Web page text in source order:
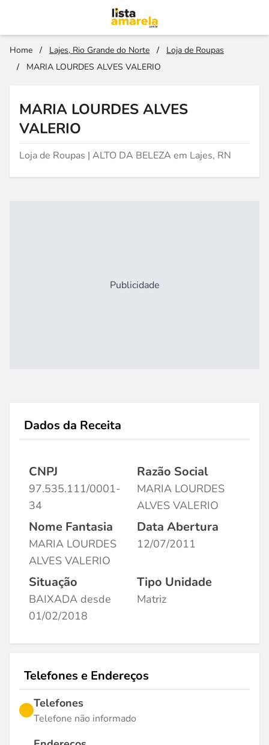
Home / Lajes, Rio Grande do Norte /
Loja de Roupas
/
MARIA LOURDES ALVES VALERIO
MARIA LOURDES ALVES
VALERIO
Loja de Roupas | ALTO DA BELEZA em Lajes, RN
Publicidade
Dados da Receita
CNPJ
97.535.111/0001-
34
Razão Social
MARIA LOURDES
ALVES VALERIO
Nome Fantasia
MARIA LOURDES
ALVES VALERIO
Data Abertura
12/07/2011
Situação
BAIXADA desde
01/02/2018
Tipo Unidade
Matriz
Telefones e Endereços
Telefones
Telefone não informado